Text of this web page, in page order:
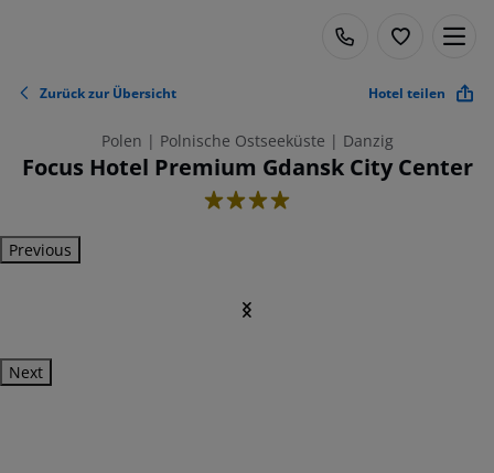
Zurück zur Übersicht Hotel teilen
Polen | Polnische Ostseeküste | Danzig
Focus Hotel Premium Gdansk City Center
4
Previous
Next